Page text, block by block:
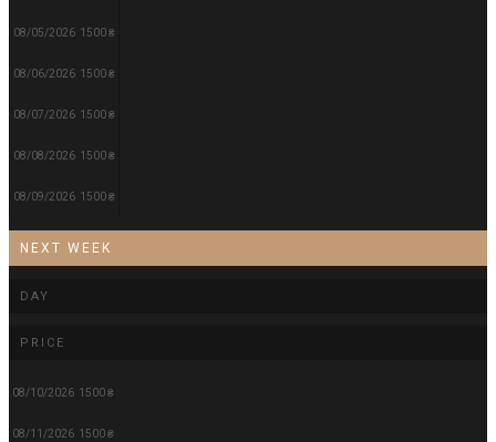
08/05/2026 1500 ₴
08/06/2026 1500 ₴
08/07/2026 1500 ₴
08/08/2026 1500 ₴
08/09/2026 1500 ₴
NEXT WEEK
DAY
PRICE
08/10/2026 1500 ₴
08/11/2026 1500 ₴